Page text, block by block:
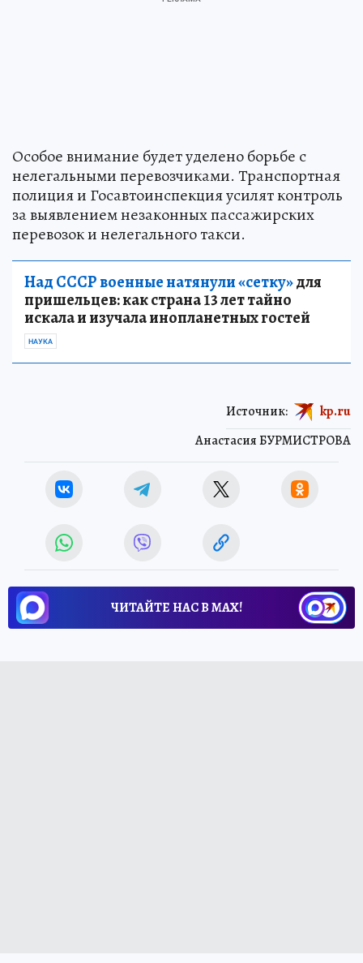
Особое внимание будет уделено борьбе с
нелегальными перевозчиками. Транспортная
полиция и Госавтоинспекция усилят контроль
за выявлением незаконных пассажирских
перевозок и нелегального такси.
Над СССР военные натянули «сетку»для
пришельцев: как страна 13 лет тайно
искала и изучала инопланетных гостей
НАУКА
Анастасия БУРМИСТРОВА
Источник: kp.ru
ЧИТАЙТЕ НАС В МАХ!